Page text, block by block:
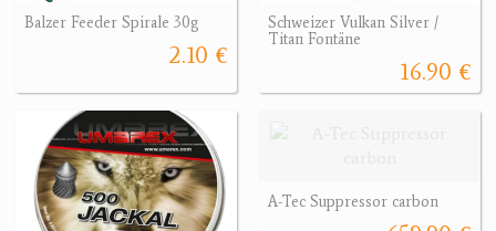
Balzer Feeder Spirale 30g
2.10 €
Schweizer Vulkan Silver /
Titan Fontäne
16.90 €
A-Tec Suppressor carbon